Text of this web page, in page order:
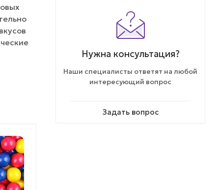
Нужна консультация?
Наши специалисты ответят на любой
интересующий вопрос
Задать вопрос